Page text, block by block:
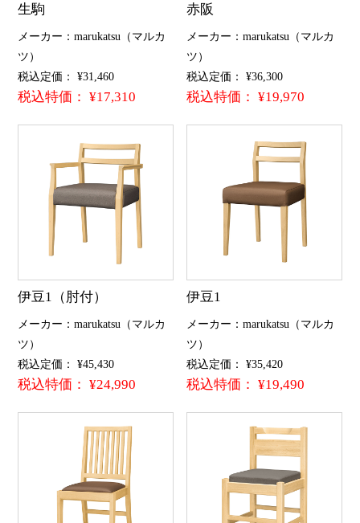
生駒
メーカー：marukatsu（マルカ
ツ）
税込定価： ¥31,460
税込特価： ¥17,310
赤阪
メーカー：marukatsu（マルカ
ツ）
税込定価： ¥36,300
税込特価： ¥19,970
伊豆1（肘付）
メーカー：marukatsu（マルカ
ツ）
税込定価： ¥45,430
税込特価： ¥24,990
伊豆1
メーカー：marukatsu（マルカ
ツ）
税込定価： ¥35,420
税込特価： ¥19,490